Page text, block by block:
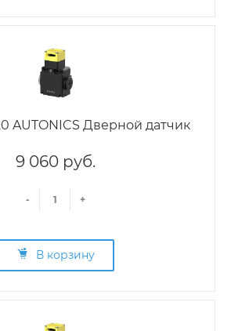
AUTONICS Дверной датчик
9 060 руб.
- +
В корзину